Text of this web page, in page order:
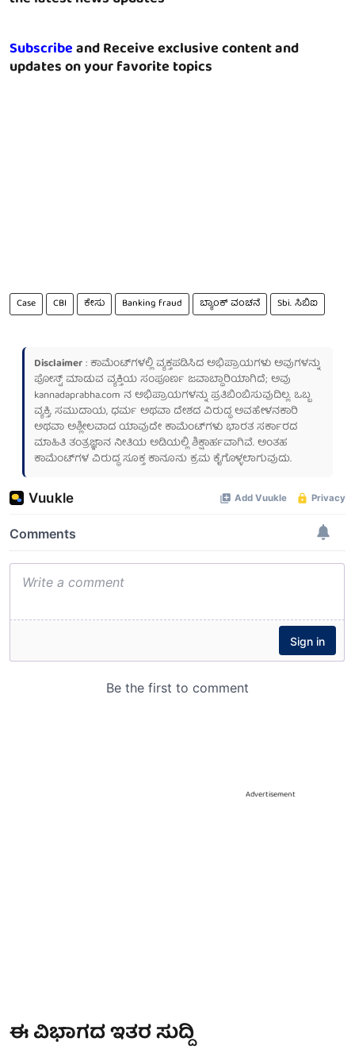
Subscribeand Receive exclusive content and
updates on your favorite topics
Case CBI ಕೇಸು Banking fraud ಬ್ಯಾಂಕ್ ವಂಚನೆ Sbi. ಸಿಬಿಐ
Disclaimer: ಕಾಮೆಂಟ್‌ಗಳಲ್ಲಿ ವ್ಯಕ್ತಪಡಿಸಿದ ಅಭಿಪ್ರಾಯಗಳು ಅವುಗಳನ್ನು
ಪೋಸ್ಟ್ ಮಾಡುವ ವ್ಯಕ್ತಿಯ ಸಂಪೂರ್ಣ ಜವಾಬ್ದಾರಿಯಾಗಿದೆ; ಅವು
kannadaprabha.com ನ ಅಭಿಪ್ರಾಯಗಳನ್ನು ಪ್ರತಿಬಿಂಬಿಸುವುದಿಲ್ಲ. ಒಬ್ಬ
ವ್ಯಕ್ತಿ, ಸಮುದಾಯ, ಧರ್ಮ ಅಥವಾ ದೇಶದ ವಿರುದ್ಧ ಅವಹೇಳನಕಾರಿ
ಅಥವಾ ಅಶ್ಲೀಲವಾದ ಯಾವುದೇ ಕಾಮೆಂಟ್‌ಗಳು ಭಾರತ ಸರ್ಕಾರದ
ಮಾಹಿತಿ ತಂತ್ರಜ್ಞಾನ ನೀತಿಯ ಅಡಿಯಲ್ಲಿ ಶಿಕ್ಷಾರ್ಹವಾಗಿವೆ. ಅಂತಹ
ಕಾಮೆಂಟ್‌ಗಳ ವಿರುದ್ಧ ಸೂಕ್ತ ಕಾನೂನು ಕ್ರಮ ಕೈಗೊಳ್ಳಲಾಗುವುದು.
Advertisement
ಈ ವಿಭಾಗದ ಇತರ ಸುದ್ದಿ